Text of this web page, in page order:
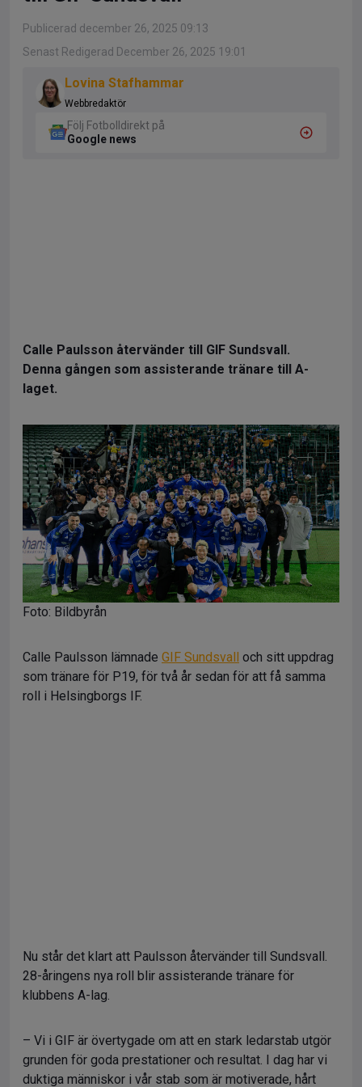
Publicerad december 26, 2025 09:13
Senast Redigerad December 26, 2025 19:01
Lovina Stafhammar
Webbredaktör
Följ Fotbolldirekt på
Google news
Calle Paulsson återvänder till GIF Sundsvall.
Denna gången som assisterande tränare till A-
laget.
Foto: Bildbyrån
Calle Paulsson lämnade GIF Sundsvall och sitt uppdrag
som tränare för P19, för två år sedan för att få samma
roll i Helsingborgs IF.
Nu står det klart att Paulsson återvänder till Sundsvall.
28-åringens nya roll blir assisterande tränare för
klubbens A-lag.
– Vi i GIF är övertygade om att en stark ledarstab utgör
grunden för goda prestationer och resultat. I dag har vi
duktiga människor i vår stab som är motiverade, hårt